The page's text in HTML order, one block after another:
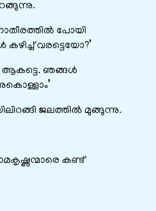
പോയി
വരട്ടെയോ?’
ആകട്ടെ. ഞങ്ങൾ
ജലത്തിൽ മുങ്ങുന്നു.
കണ്ട്